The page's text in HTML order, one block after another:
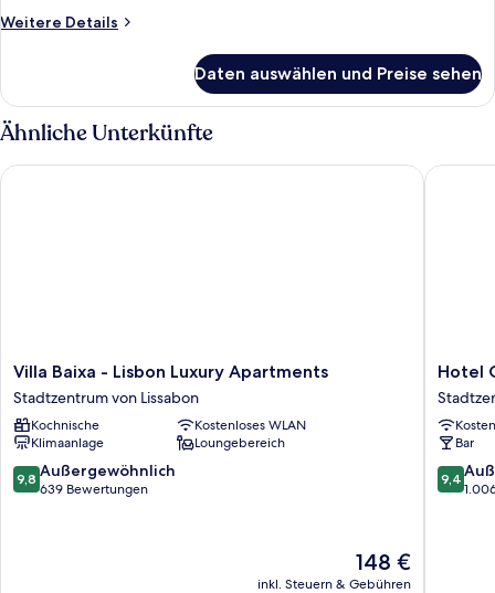
Weitere Details
Weitere
Daten auswählen und Preise sehen
Ähnliche Unterkünfte
Villa
Baixa
-
Lisbon
Luxury
Apartments
Stadtzentrum
Villa Baixa - Lisbon Luxury Apartments
Stadtzentrum von Lissabon
Kochnische
Kostenloses WLAN
Klimaanlage
Loungebereich
9.8
von
9,8 Außergewöhnlich
639 Bewertungen
Der
Preis
148 €
inkl. Steuern & Gebühren
Villa Baixa - Lisbon Luxury Apartments
Hotel
do
Salvador
von
Lissabon
Hotel
Bar
9.4
von
9,4
Hotel